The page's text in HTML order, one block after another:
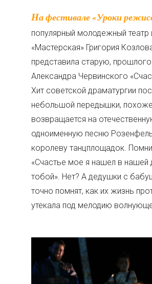
На фестивале «Уроки режиссуры»
популярный молодежный театр
«Мастерская» Григория
представила старую,
Александра Червинского
Хит советской драматургии
небольшой передышки,
возвращается на
одноименную песню
королеву танцплощадок.
«Счастье мое я нашел в нашей
тобой». Нет? А дедушки с
точно помнят, как их жизнь
утекала под мелодию